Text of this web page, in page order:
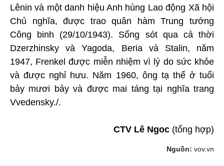
Lênin và một danh hiệu Anh hùng Lao động Xã hội
Chủ nghĩa, được trao quân hàm Trung tướng
Công binh (29/10/1943). Sống sót qua cả thời
Dzerzhinsky và Yagoda, Beria và Stalin, năm
1947, Frenkel được miễn nhiệm vì lý do sức khỏe
và được nghỉ hưu. Năm 1960, ông tạ thế ở tuổi
bảy mươi bảy và được mai táng tại nghĩa trang
Vvedensky./.
CTV Lê Ngoc (tổng hợp)
Nguồn: vov.vn